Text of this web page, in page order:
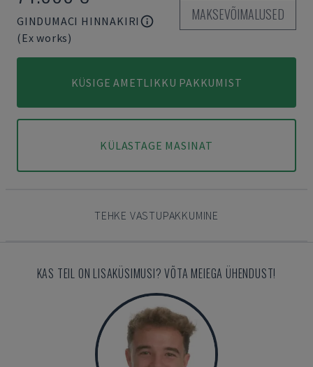
GINDUMACI HINNAKIRI
(Ex works)
MAKSEVÕIMALUSED
KÜSIGE AMETLIKKU PAKKUMIST
KÜLASTAGE MASINAT
TEHKE VASTUPAKKUMINE
KAS TEIL ON LISAKÜSIMUSI? VÕTA MEIEGA ÜHENDUST!